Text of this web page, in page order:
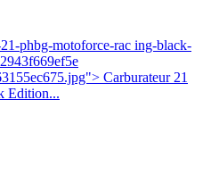
phbg-motoforce-rac ing-black-
Carburateur 21
Edition...